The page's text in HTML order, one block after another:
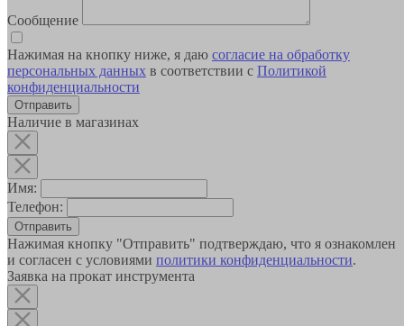
Сообщение
Нажимая на кнопку ниже, я даю согласие на обработку
персональных данных в соответствии с Политикой
конфиденциальности
Наличие в магазинах
Имя:
Телефон:
Отправить
Нажимая кнопку "Отправить" подтверждаю, что я ознакомлен
и согласен с условиями политики конфиденциальности.
Заявка на прокат инструмента